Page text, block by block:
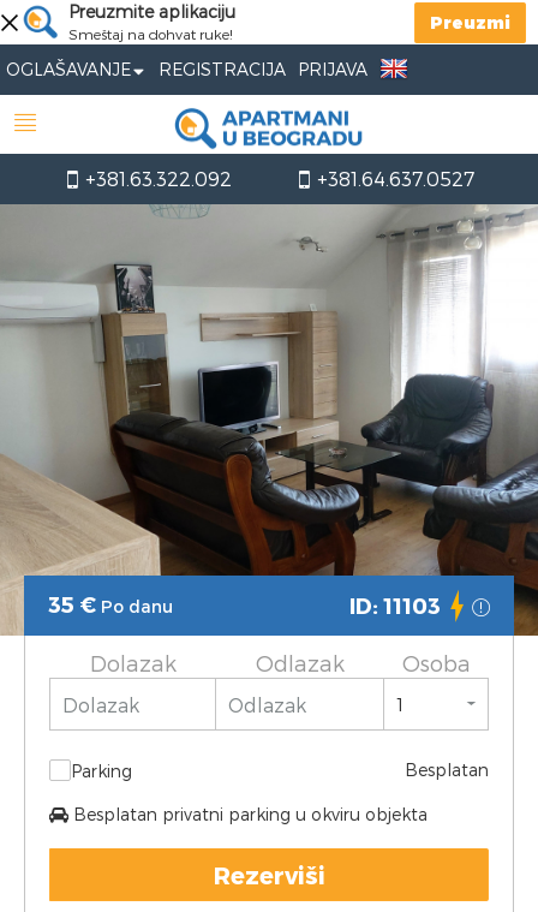
Preuzmite aplikaciju
Smeštaj na dohvat ruke!
Preuzmi
OGLAŠAVANJE REGISTRACIJA PRIJAVA
+381.63.322.092 +381.64.637.0527
35 € Po danu ID: 11103
Dolazak Odlazak Osoba
Parking Besplatan
Besplatan privatni parking u okviru objekta
Rezerviši